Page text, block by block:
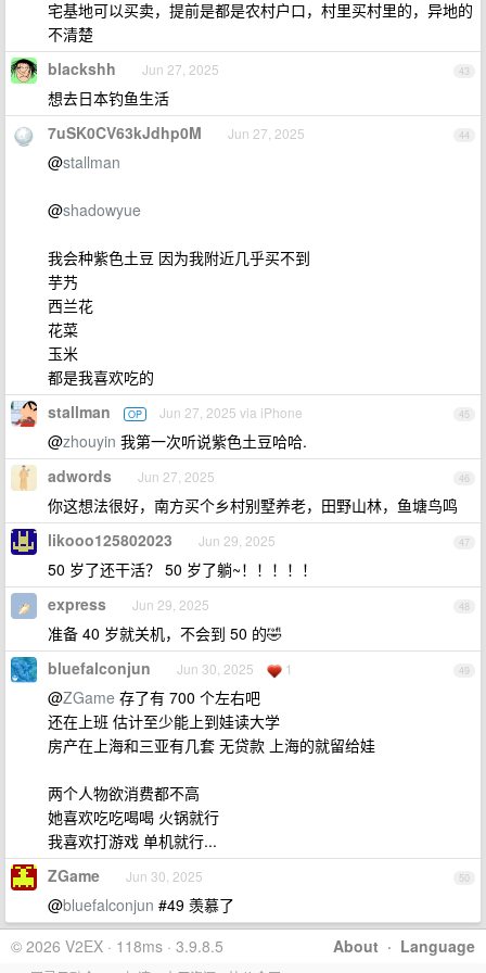
宅基地可以买卖，提前是都是农村户口，村里买村里的，异地的
不清楚
43
blackshh Jun 27, 2025
想去日本钓鱼生活
44
7uSK0CV63kJdhp0M Jun 27, 2025
@stallman
@shadowyue
我会种紫色土豆 因为我附近几乎买不到
芋艿
西兰花
花菜
玉米
都是我喜欢吃的
45
stallman OP Jun 27, 2025 via iPhone
@zhouyin 我第一次听说紫色土豆哈哈.
46
adwords Jun 27, 2025
你这想法很好，南方买个乡村别墅养老，田野山林，鱼塘鸟鸣
47
likooo125802023 Jun 29, 2025
50 岁了还干活？ 50 岁了躺~！！！！！
48
express Jun 29, 2025
准备 40 岁就关机，不会到 50 的🤣
49
bluefalconjun Jun 30, 2025 1
@ZGame 存了有 700 个左右吧
还在上班 估计至少能上到娃读大学
房产在上海和三亚有几套 无贷款 上海的就留给娃
两个人物欲消费都不高
她喜欢吃吃喝喝 火锅就行
我喜欢打游戏 单机就行...
50
ZGame Jun 30, 2025
@bluefalconjun #49 羡慕了
About · Language
© 2026 V2EX · 118ms · 3.9.8.5